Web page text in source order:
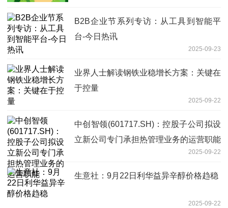
B2B企业节系列专访：从工具到智能平
台-今日热讯
2025-09-23
业界人士解读钢铁业稳增长方案：关键在
于控量
2025-09-22
中创智领(601717.SH)：控股子公司拟设
立新公司专门承担热管理业务的运营职能
2025-09-22
生意社：9月22日利华益异辛醇价格趋稳
2025-09-22